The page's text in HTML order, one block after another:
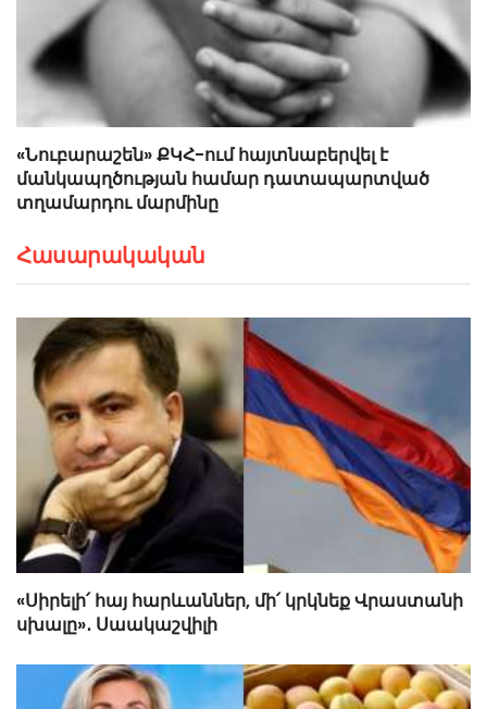
«Նուբարաշեն» ՔԿՀ-ում հայտնաբերվել է
մանկապղծության համար դատապարտված
տղամարդու մարմինը
Հասարակական
«Սիրելի՛ հայ հարևաններ, մի՛ կրկնեք Վրաստանի
սխալը»․ Սաակաշվիլի